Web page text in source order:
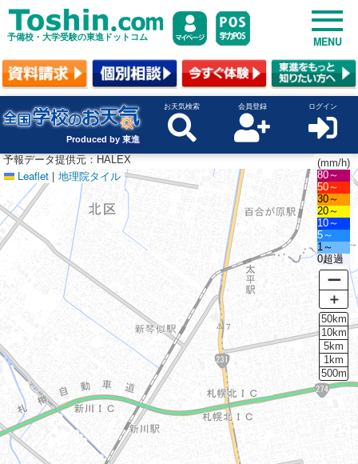
予備校・大学受験の東進ドットコム MENU
Produced by 東進
お天気検索 会員登録 ログイン
Leaflet | 地理院タイル
(mm/h)
80～
50～
30～
20～
10～
5～
1～
0超過
ー
＋
50km
10km
5km
1km
500m
予報データ提供元：HALEX